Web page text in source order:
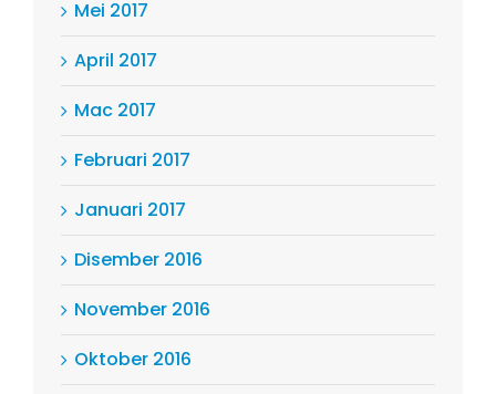
Mei 2017
April 2017
Mac 2017
Februari 2017
Januari 2017
Disember 2016
November 2016
Oktober 2016